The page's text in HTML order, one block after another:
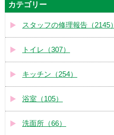
カテゴリー
スタッフの修理報告（2145）
トイレ（307）
キッチン（254）
浴室（105）
洗面所（66）